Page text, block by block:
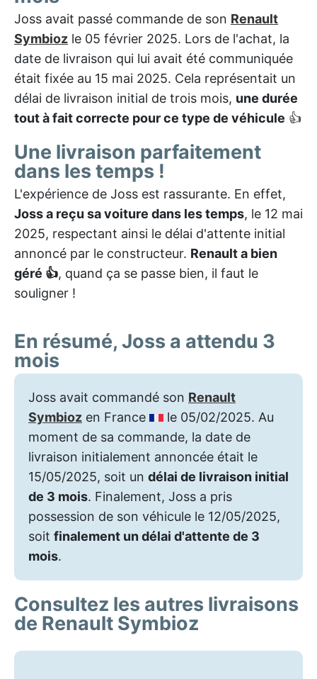
Joss avait passé commande de son Renault
Symbioz le 05 février 2025. Lors de l'achat, la
date de livraison qui lui avait été communiquée
était fixée au 15 mai 2025. Cela représentait un
délai de livraison initial de trois mois, une durée
tout à fait correcte pour ce type de véhicule 👍
Une livraison parfaitement
dans les temps !
L'expérience de Joss est rassurante. En effet,
Joss a reçu sa voiture dans les temps, le 12 mai
2025, respectant ainsi le délai d'attente initial
annoncé par le constructeur. Renault a bien
géré 👍, quand ça se passe bien, il faut le
souligner !
En résumé, Joss a attendu 3
mois
Joss avait commandé son Renault
Symbioz en France
le 05/02/2025. Au
moment de sa commande, la date de
livraison initialement annoncée était le
15/05/2025, soit un délai de livraison initial
de 3 mois. Finalement, Joss a pris
possession de son véhicule le 12/05/2025,
soit finalement un délai d'attente de 3
mois.
Consultez les autres livraisons
de Renault Symbioz